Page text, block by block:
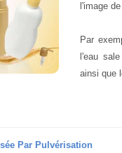
l'image
Par
l'eau
ainsi que
Par Pulvérisation